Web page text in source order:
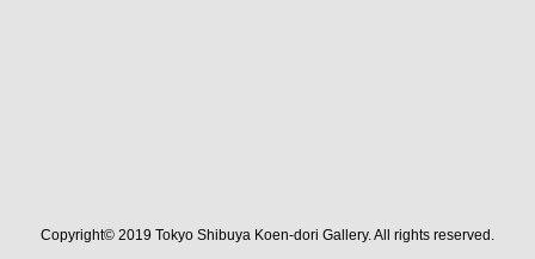
Copyright© 2019 Tokyo Shibuya Koen-dori Gallery. All rights reserved.